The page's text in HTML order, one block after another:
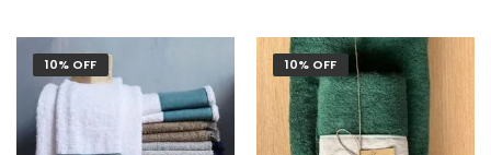
10% OFF 10% OFF